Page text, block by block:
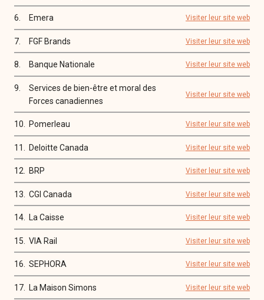
6. Emera Visiter leur site web
7. FGF Brands Visiter leur site web
8. Banque Nationale Visiter leur site web
9.
Services de bien-être et moral des
Forces canadiennes
Visiter leur site web
10. Pomerleau Visiter leur site web
11. Deloitte Canada Visiter leur site web
12. BRP Visiter leur site web
13. CGI Canada Visiter leur site web
14. La Caisse Visiter leur site web
15. VIA Rail Visiter leur site web
16. SEPHORA Visiter leur site web
17. La Maison Simons Visiter leur site web